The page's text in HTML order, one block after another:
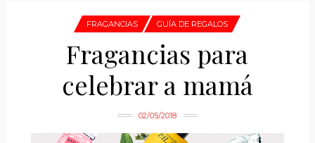
FRAGANCIAS GUÍA DE REGALOS
Fragancias para
celebrar a mamá
02/05/2018